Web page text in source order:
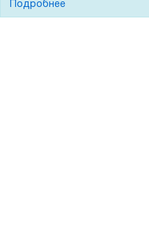
Помощь
Подробнее